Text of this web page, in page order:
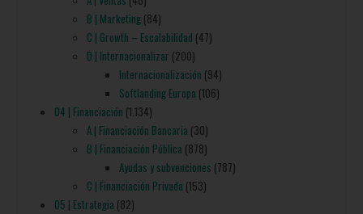
B | Marketing(84)
C | Growth – Escalabilidad (47)
D | Internacionalizar (200)
Internacionalización (94)
Softlanding Europa (106)
04 | Financiación (1.134)
A | Financiación Bancaria (30)
B | Financiación Pública (878)
Ayudas y subvenciones (787)
C | Financiación Privada (153)
05 | Estrategia (82)